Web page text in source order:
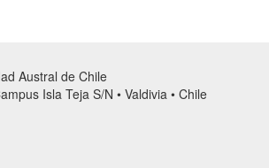
Austral de Chile
Isla Teja S/N • Valdivia • Chile